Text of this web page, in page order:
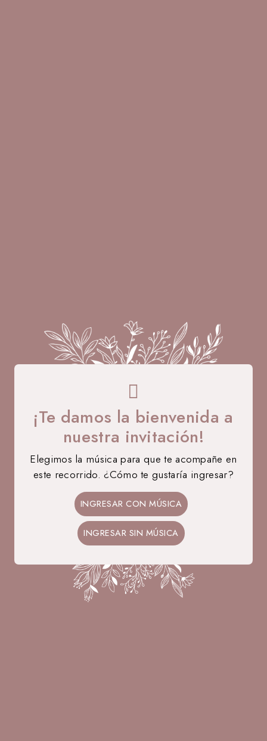
A B
12 • 09 • 2026
AleBruno
NOS CASAMOS
37
DÍAS
00
HORAS
15
MIN
42
¡Te damos la bienvenida a
nuestra invitación!
Elegimos la música para que te acompañe en
este recorrido. ¿Cómo te gustaría ingresar?
INGRESAR CON MÚSICA
INGRESAR SIN MÚSICA